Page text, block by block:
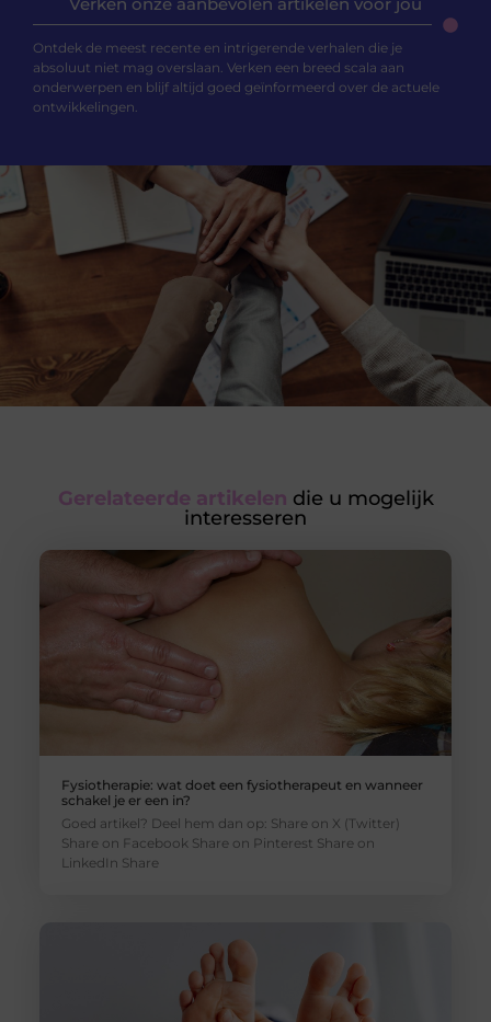
Ontdek de meest recente en intrigerende verhalen die je
absoluut niet mag overslaan. Verken een breed scala aan
onderwerpen en blijf altijd goed geïnformeerd over de actuele
ontwikkelingen.
Gerelateerde artikelen die u mogelijk
interesseren
Fysiotherapie: wat doet een fysiotherapeut en wanneer
schakel je er een in?
Goed artikel? Deel hem dan op: Share on X (Twitter)
Share on Facebook Share on Pinterest Share on
LinkedIn Share